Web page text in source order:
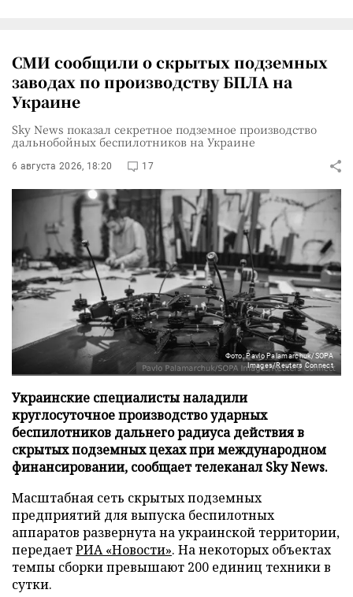
СМИ сообщили о скрытых подземных
заводах по производству БПЛА на
Украине
Sky News показал секретное подземное производство
дальнобойных беспилотников на Украине
6 августа 2026, 18:20 17
Фото: Pavlo Palamarchuk/SOPA
Images/Reuters Connect
Украинские специалисты наладили
круглосуточное производство ударных
беспилотников дальнего радиуса действия в
скрытых подземных цехах при международном
финансировании, сообщает телеканал Sky News.
Масштабная сеть скрытых подземных
предприятий для выпуска беспилотных
аппаратов развернута на украинской территории,
передаетРИА «Новости». На некоторых объектах
темпы сборки превышают 200 единиц техники в
сутки.